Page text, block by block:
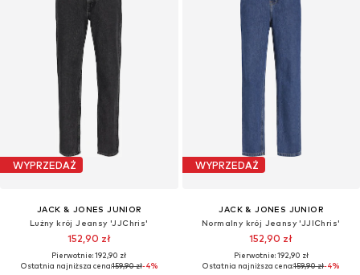
WYPRZEDAŻ
JACK & JONES JUNIOR
Lużny krój Jeansy 'JJChris'
152,90 zł
Pierwotnie: 192,90 zł
Ostatnia najniższa cena:159,90 zł-4%
WYPRZEDAŻ
JACK & JONES JUNIOR
Normalny krój Jeansy 'JJIChris'
152,90 zł
Pierwotnie: 192,90 zł
Ostatnia najniższa cena:159,90 zł-4%